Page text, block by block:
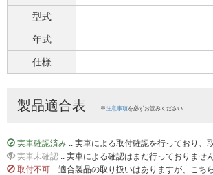
型式
年式
仕様
製品適合表 ※注意事項を必ずお読みください
実車確認済み .. 実車による取付確認を行っており、
実車未確認 .. 実車による確認はまだ行っておりませ
取付不可 .. 適合製品の取り扱いはありますが、こち